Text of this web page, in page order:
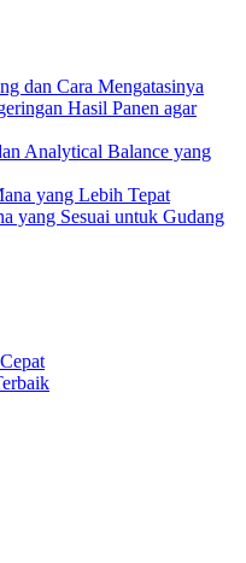
dan Cara Mengatasinya
Hasil Panen agar
Analytical Balance yang
yang Lebih Tepat
yang Sesuai untuk Gudang